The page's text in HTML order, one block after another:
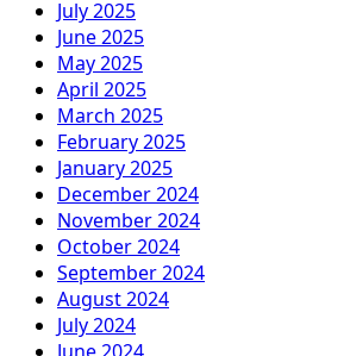
July 2025
June 2025
May 2025
April 2025
March 2025
February 2025
January 2025
December 2024
November 2024
October 2024
September 2024
August 2024
July 2024